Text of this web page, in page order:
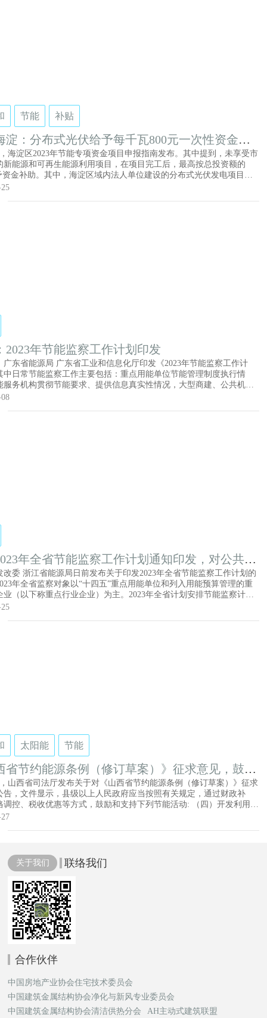
节能 补贴
淀：分布式光伏给予每千瓦800元一次性资金补
海淀区2023年节能专项资金项目申报指南发布。其中提到，未享受市
新能源和可再生能源利用项目，在项目完工后，最高按总投资额的
资金补助。其中，海淀区域内法人单位建设的分布式光伏发电项目，
发电后按装机容量给予每千瓦800元一次性资金补助。
2023年节能监察工作计划印发
广东省能源局 广东省工业和信息化厅印发《2023年节能监察工作计
中日常节能监察工作主要包括：重点用能单位节能管理制度执行情
服务机构贯彻节能要求、提供信息真实性情况，大型商建、公共机构
耗限额（定额）标准和建筑节能标准等有关规定情况等。
年全省节能监察工作计划通知印发，对公共机
店等非工业领域用能单位进行节能监察
改委 浙江省能源局日前发布关于印发2023年全省节能监察工作计划的
年全省监察对象以“十四五”重点用能单位和列入用能预算管理的重
业（以下称重点行业企业）为主。2023年全省计划安排节能监察计划
包括日常监察及国家专项工业节能监察），其中非工单位165家，固
太阳能 节能
省节约能源条例（修订草案）》征求意见，鼓励
能活动
山西省司法厅发布关于对《山西省节约能源条例（修订草案）》征求
告，文件显示，县级以上人民政府应当按照有关规定，通过财政补
调控、税收优惠等方式，鼓励和支持下列节能活动: （四）开发利用生
风能、太阳能、水能、地热能等可再生能源； （五）在新建、改建、
关于我们 联络我们
合作伙伴
中国房地产业协会住宅技术委员会
中国建筑金属结构协会净化与新风专业委员会
中国建筑金属结构协会清洁供热分会
AH主动式建筑联盟